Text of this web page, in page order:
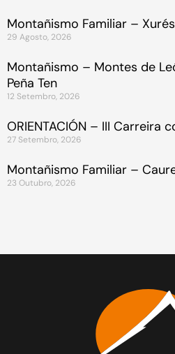
Montañismo Familiar –
29 Agosto, 2026
Montañismo – Montes de
Peña Ten
12 Setembro, 2026
ORIENTACIÓN – III Carreira
27 Setembro, 2026
Montañismo Familiar –
23 Outubro, 2026